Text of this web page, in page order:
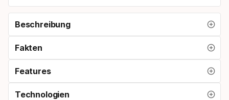
Beschreibung
Fakten
Features
Technologien